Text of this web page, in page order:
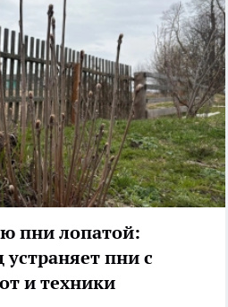
пни лопатой:
пни с
и техники